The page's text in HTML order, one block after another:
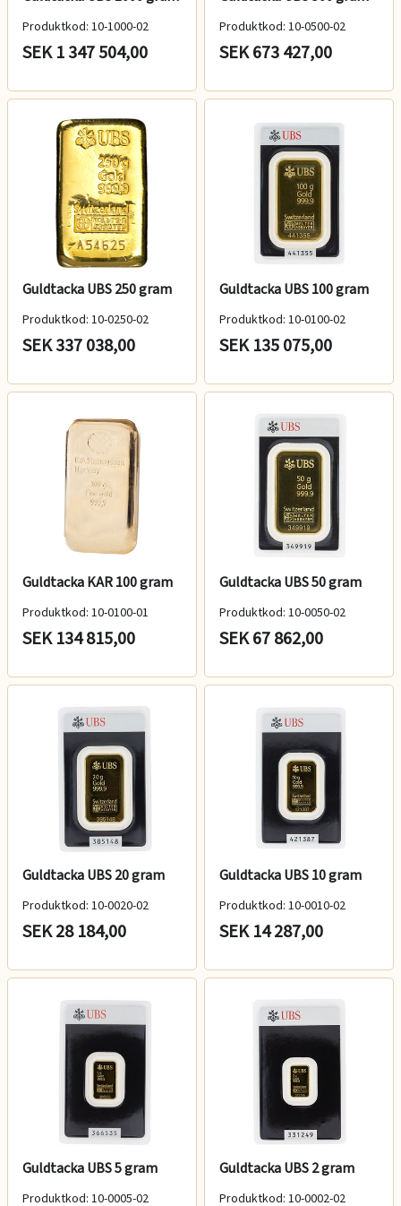
Produktkod: 10-1000-02
SEK 1 347 504,00
Produktkod: 10-0500-02
SEK 673 427,00
Guldtacka UBS 250 gram
Produktkod: 10-0250-02
SEK 337 038,00
Guldtacka UBS 100 gram
Produktkod: 10-0100-02
SEK 135 075,00
Guldtacka KAR 100 gram
Produktkod: 10-0100-01
SEK 134 815,00
Guldtacka UBS 50 gram
Produktkod: 10-0050-02
SEK 67 862,00
Guldtacka UBS 20 gram
Produktkod: 10-0020-02
SEK 28 184,00
Guldtacka UBS 10 gram
Produktkod: 10-0010-02
SEK 14 287,00
Guldtacka UBS 5 gram
Produktkod: 10-0005-02
Guldtacka UBS 2 gram
Produktkod: 10-0002-02